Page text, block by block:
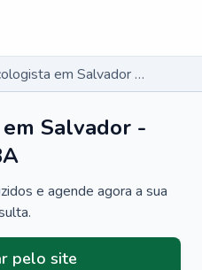
Ginecologista em Salvador - BA
Salvador -
e agende agora a sua
pelo site